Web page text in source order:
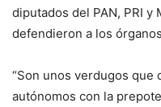
diputados del PAN, PRI y
defendieron a los
“Son unos verdugos que
autónomos con la